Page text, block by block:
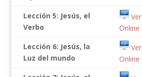
Lección 5: Jesús, el
Verbo
Ver
Online
Lección 6: Jesús, la
Luz del mundo
Ver
Online